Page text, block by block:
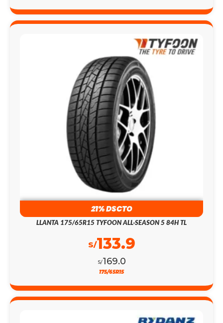
21% DSCTO
LLANTA 175/65R15 TYFOON ALL-SEASON 5 84H TL
S/169.0
S/133.9
175/65R15